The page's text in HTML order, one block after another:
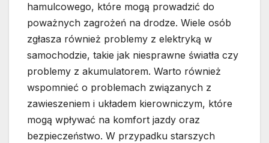
hamulcowego, które mogą prowadzić do
poważnych zagrożeń na drodze. Wiele osób
zgłasza również problemy z elektryką w
samochodzie, takie jak niesprawne światła czy
problemy z akumulatorem. Warto również
wspomnieć o problemach związanych z
zawieszeniem i układem kierowniczym, które
mogą wpływać na komfort jazdy oraz
bezpieczeństwo. W przypadku starszych